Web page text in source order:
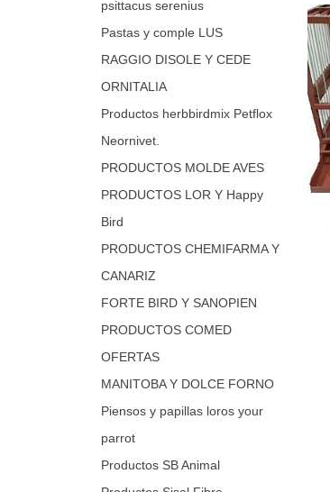
psittacus serenius
Pastas y comple LUS
RAGGIO DISOLE Y CEDE
ORNITALIA
Productos herbbirdmix Petflox
Neornivet.
PRODUCTOS MOLDE AVES
PRODUCTOS LOR Y Happy
Bird
PRODUCTOS CHEMIFARMA Y
CANARIZ
FORTE BIRD Y SANOPIEN
PRODUCTOS COMED
OFERTAS
MANITOBA Y DOLCE FORNO
Piensos y papillas loros your
parrot
Productos SB Animal